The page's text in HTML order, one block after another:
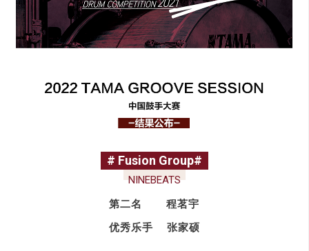
# Fusion Group#
NINEBEATS
第二名 程茗宇
优秀乐手 张家硕